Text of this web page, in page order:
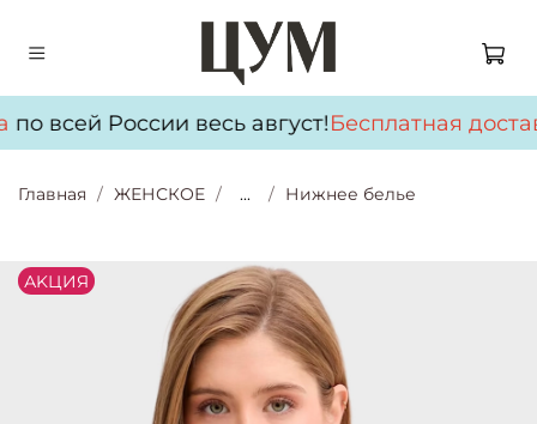
по всей России весь август!Бесплатная
Главная ЖЕНСКОЕ ... Нижнее белье
АKЦИЯ